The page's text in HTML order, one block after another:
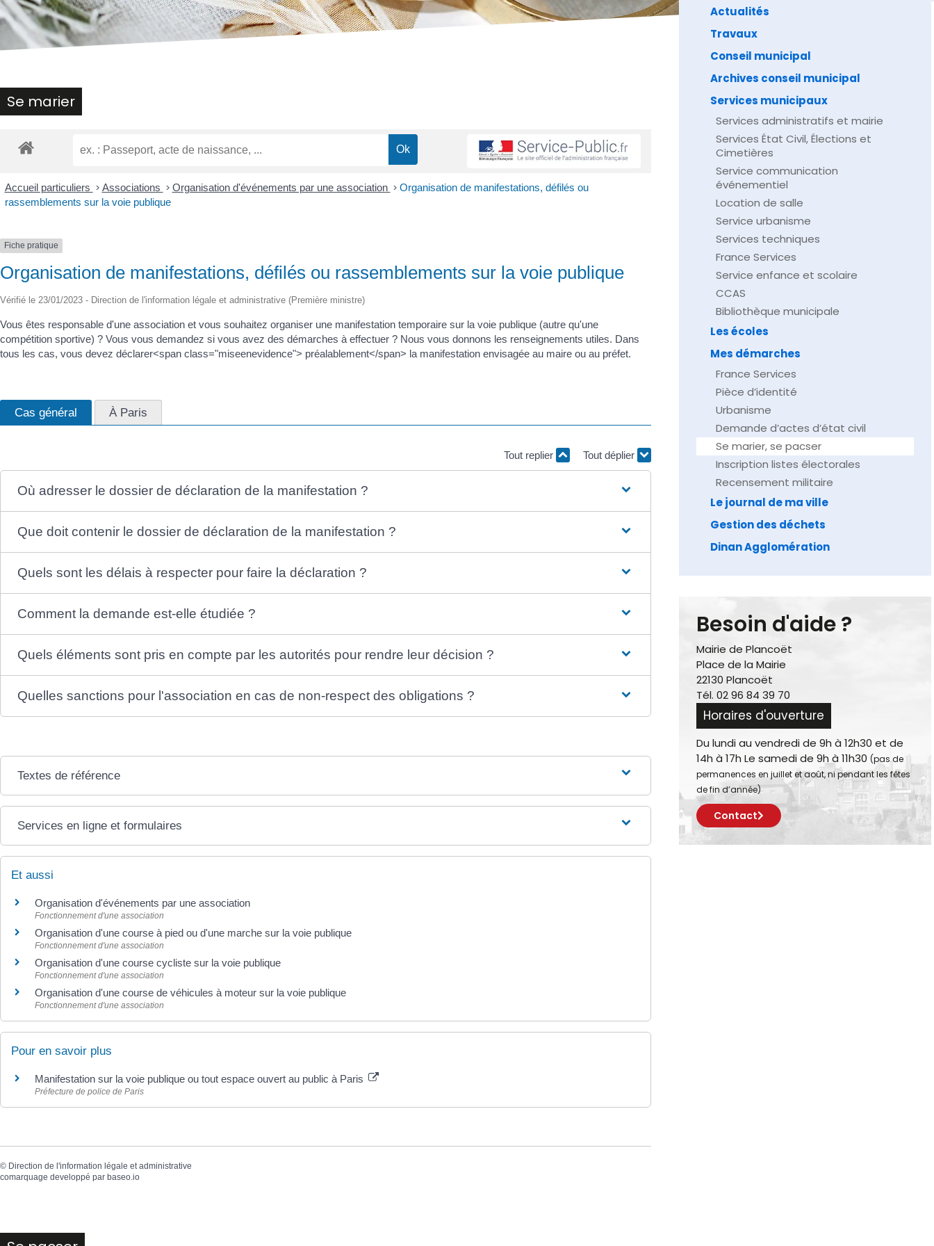
qui
utilisent
un
Appuyez
sur
pour
un
menu
Se marier
Accueil particuliers > Associations > Organisation d'événements par une association > Organisation de manifestations, défilés ou
rassemblements sur la voie publique
Fiche pratique
Organisation de manifestations, défilés ou rassemblements sur la voie publique
Vérifié le 23/01/2023 - Direction de l'information légale et administrative (Première ministre)
Vous êtes responsable d'une association et vous souhaitez organiser une manifestation temporaire sur la voie publique (autre qu'une
compétition sportive) ? Vous vous demandez si vous avez des démarches à effectuer ? Nous vous donnons les renseignements utiles. Dans
tous les cas, vous devez déclarer<span class="miseenevidence"> préalablement</span> la manifestation envisagée au maire ou au préfet.
Cas général À Paris
Tout replier Tout déplier
Où adresser le dossier de déclaration de la manifestation ?
Que doit contenir le dossier de déclaration de la manifestation ?
Quels sont les délais à respecter pour faire la déclaration ?
Comment la demande est-elle étudiée ?
Quels éléments sont pris en compte par les autorités pour rendre leur décision ?
Quelles sanctions pour l'association en cas de non-respect des obligations ?
Textes de référence
Services en ligne et formulaires
Et aussi
Organisation d'événements par une association
Fonctionnement d'une association
Organisation d'une course à pied ou d'une marche sur la voie publique
Fonctionnement d'une association
Organisation d'une course cycliste sur la voie publique
Fonctionnement d'une association
Organisation d'une course de véhicules à moteur sur la voie publique
Fonctionnement d'une association
Pour en savoir plus
Manifestation sur la voie publique ou tout espace ouvert au public à Paris
Préfecture de police de Paris
© Direction de l'information légale et administrative
comarquage developpé par baseo.io
Actualités
Travaux
Conseil municipal
Archives conseil municipal
Services municipaux
Services administratifs et mairie
Services État Civil, Élections et
Cimetières
Service communication
événementiel
Location de salle
Service urbanisme
Services techniques
France Services
Service enfance et scolaire
CCAS
Bibliothèque municipale
Les écoles
Mes démarches
France Services
Pièce d’identité
Urbanisme
Demande d’actes d’état civil
Se marier, se pacser
Inscription listes électorales
Recensement militaire
Le journal de ma ville
Gestion des déchets
Dinan Agglomération
Besoin d'aide ?
Mairie de Plancoët
Place de la Mairie
22130 Plancoët
Tél. 02 96 84 39 70
Horaires d'ouverture
Du lundi au vendredi de 9h à 12h30 et de
14h à 17h Le samedi de 9h à 11h30 (pas de
permanences en juillet et août, ni pendant les fêtes
de fin d’année)
Contact